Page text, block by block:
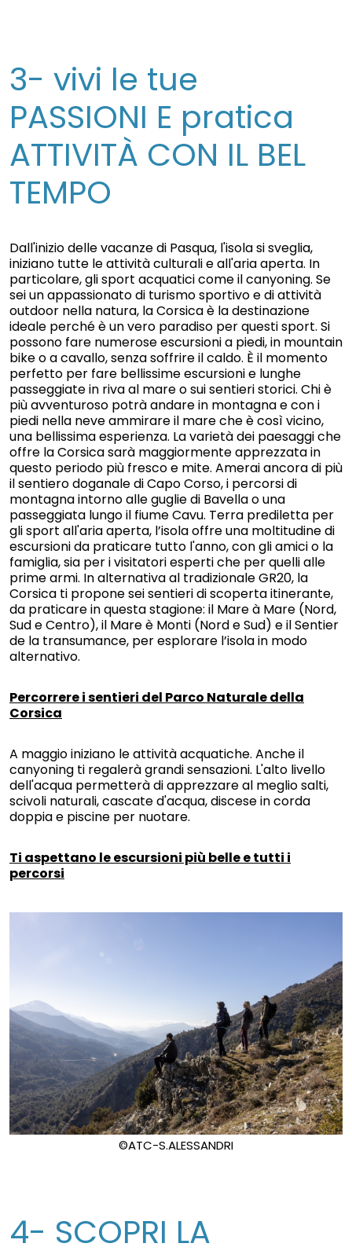
3- vivi le tue
PASSIONI E pratica
ATTIVITÀ CON IL BEL
TEMPO
Dall'inizio delle vacanze di Pasqua, l'isola si sveglia,
iniziano tutte le attività culturali e all'aria aperta. In
particolare, gli sport acquatici come il canyoning. Se
sei un appassionato di turismo sportivo e di attività
outdoor nella natura, la Corsica è la destinazione
ideale perché è un vero paradiso per questi sport. Si
possono fare numerose escursioni a piedi, in mountain
bike o a cavallo, senza soffrire il caldo. È il momento
perfetto per fare bellissime escursioni e lunghe
passeggiate in riva al mare o sui sentieri storici. Chi è
più avventuroso potrà andare in montagna e con i
piedi nella neve ammirare il mare che è così vicino,
una bellissima esperienza. La varietà dei paesaggi che
offre la Corsica sarà maggiormente apprezzata in
questo periodo più fresco e mite. Amerai ancora di più
il sentiero doganale di Capo Corso, i percorsi di
montagna intorno alle guglie di Bavella o una
passeggiata lungo il fiume Cavu. Terra prediletta per
gli sport all'aria aperta, l’isola offre una moltitudine di
escursioni da praticare tutto l'anno, con gli amici o la
famiglia, sia per i visitatori esperti che per quelli alle
prime armi. In alternativa al tradizionale GR20, la
Corsica ti propone sei sentieri di scoperta itinerante,
da praticare in questa stagione: il Mare à Mare (Nord,
Sud e Centro), il Mare è Monti (Nord e Sud) e il Sentier
de la transumance, per esplorare l’isola in modo
alternativo.
Percorrere i sentieri del Parco Naturale della
Corsica
A maggio iniziano le attività acquatiche. Anche il
canyoning ti regalerà grandi sensazioni. L'alto livello
dell'acqua permetterà di apprezzare al meglio salti,
scivoli naturali, cascate d'acqua, discese in corda
doppia e piscine per nuotare.
Ti aspettano le escursioni più belle e tutti i
percorsi
©ATC-S.ALESSANDRI
4- SCOPRI LA